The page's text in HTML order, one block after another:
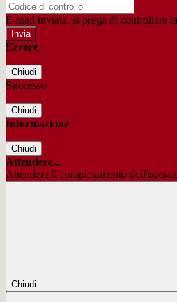
E-mail inviata, si prega di controllare
Errore
Chiudi
Successo
Chiudi
Informazione
Chiudi
Attendere...
Attendere il completamento
Chiudi